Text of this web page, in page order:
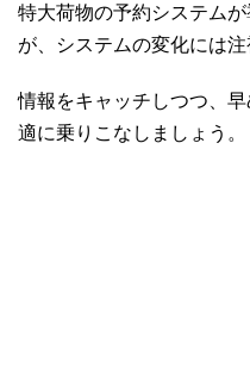
特大荷物の予約システム
が、システムの変化には注
情報をキャッチしつつ、
適に乗りこなしましょう。